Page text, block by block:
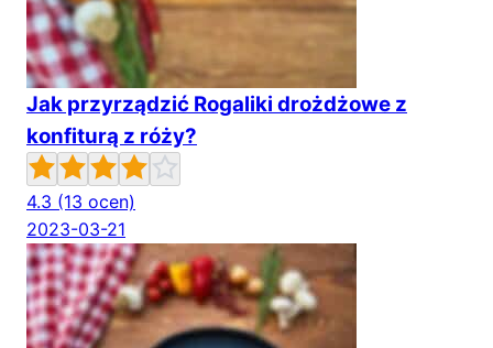
Jak przyrządzić Rogaliki drożdżowe z
konfiturą z róży?
4.3 (13 ocen)
2023-03-21